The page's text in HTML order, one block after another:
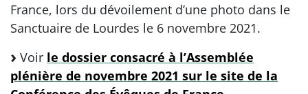
France, lors du dévoilement d’une photo dans le
Sanctuaire de Lourdes le 6 novembre 2021.
Voir le dossier consacré à l’Assemblée
plénière de novembre 2021 sur le site de la